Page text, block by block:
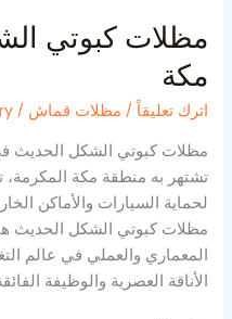
مظلات كبوتي
مكة
اترك تعليقاً / مظلات قماش /
مظلات كبوتي الشكل الحديث
تشتهر به منطقة مكة
لحماية السيارات والأماكن
مظلات كبوتي الشكل الحديث
المعماري والعملي في عالم
الأناقة العصرية والوظيفة